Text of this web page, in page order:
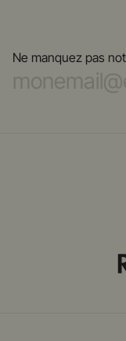
Ne manquez pas